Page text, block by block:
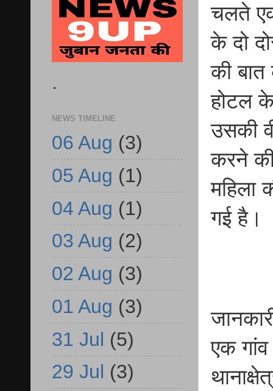
चलते
के दो
की
होटल
उसकी
करने
महिला
गई है।
एक गांव
.
NEWS TIMELINE
06 Aug (3)
05 Aug (1)
04 Aug (1)
03 Aug (2)
02 Aug (3)
01 Aug (3)
31 Jul (5)
29 Jul (3)